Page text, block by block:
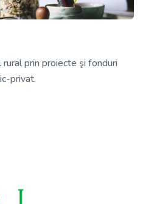
prin proiecte şi fonduri
privat.